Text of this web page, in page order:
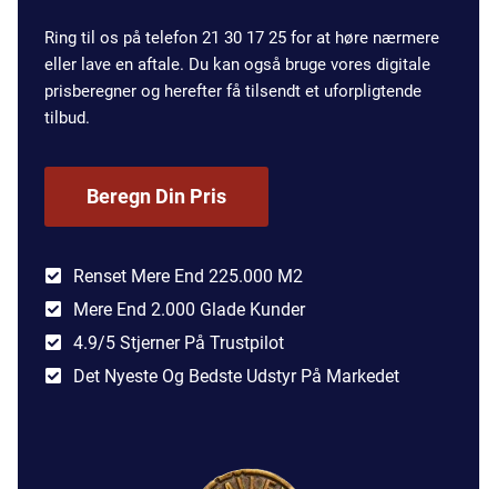
Ring til os på telefon 21 30 17 25 for at høre nærmere
eller lave en aftale. Du kan også bruge vores digitale
prisberegner og herefter få tilsendt et uforpligtende
tilbud.
Beregn Din Pris
Renset Mere End 225.000 M2
Mere End 2.000 Glade Kunder
4.9/5 Stjerner På Trustpilot
Det Nyeste Og Bedste Udstyr På Markedet